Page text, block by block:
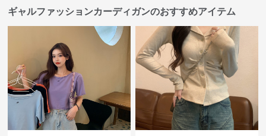
ギャルファッションカーディガンのおすすめアイテム